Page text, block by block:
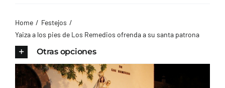
AYUNTAMIENTO
TURISMO
Home
Festejos
Yaiza a los pies de Los Remedios ofrenda a su santa patrona
Otras opciones